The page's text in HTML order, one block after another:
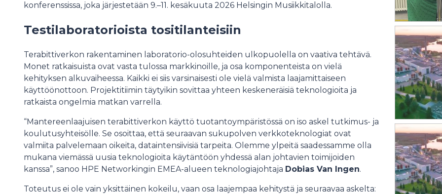
konferenssissa, joka järjestetään 9.–11. kesäkuuta 2026 Helsingin Musiikkitalolla.
Testilaboratorioista tositilanteisiin
Terabittiverkon rakentaminen laboratorio-olosuhteiden ulkopuolella on vaativa tehtävä.
Monet ratkaisuista ovat vasta tulossa markkinoille, ja osa komponenteista on vielä
kehityksen alkuvaiheessa. Kaikki ei siis varsinaisesti ole vielä valmista laajamittaiseen
käyttöönottoon. Projektitiimin täytyikin sovittaa yhteen keskeneräisiä teknologioita ja
ratkaista ongelmia matkan varrella.
“Mantereenlaajuisen terabittiverkon käyttö tuotantoympäristössä on iso askel tutkimus- ja
koulutusyhteisölle. Se osoittaa, että seuraavan sukupolven verkkoteknologiat ovat
valmiita palvelemaan oikeita, dataintensiivisiä tarpeita. Olemme ylpeitä saadessamme olla
mukana viemässä uusia teknologioita käytäntöön yhdessä alan johtavien toimijoiden
kanssa”, sanoo HPE Networkingin EMEA-alueen teknologiajohtaja Dobias Van Ingen.
Toteutus ei ole vain yksittäinen kokeilu, vaan osa laajempaa kehitystä ja seuraavaa askelta: